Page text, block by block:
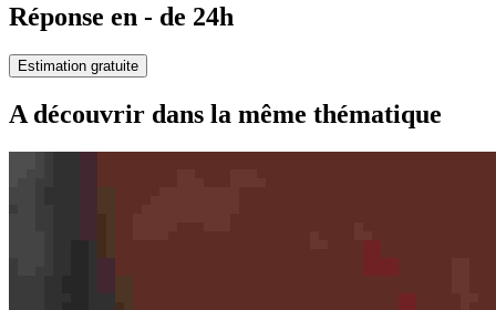
Réponse en - de 24h
Estimation gratuite
A découvrir dans la même thématique